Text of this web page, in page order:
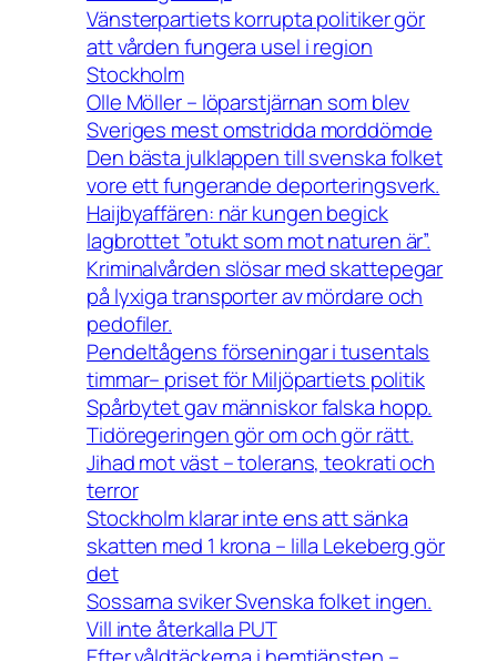
Vänsterpartiets korrupta politiker gör
att vården fungera usel i region
Stockholm
Olle Möller – löparstjärnan som blev
Sveriges mest omstridda morddömde
Den bästa julklappen till svenska folket
vore ett fungerande deporteringsverk.
Haijbyaffären: när kungen begick
lagbrottet ”otukt som mot naturen är”.
Kriminalvården slösar med skattepegar
på lyxiga transporter av mördare och
pedofiler.
Pendeltågens förseningar i tusentals
timmar– priset för Miljöpartiets politik
Spårbytet gav människor falska hopp.
Tidöregeringen gör om och gör rätt.
Jihad mot väst – tolerans, teokrati och
terror
Stockholm klarar inte ens att sänka
skatten med 1 krona – lilla Lekeberg gör
det
Sossarna sviker Svenska folket ingen.
Vill inte återkalla PUT